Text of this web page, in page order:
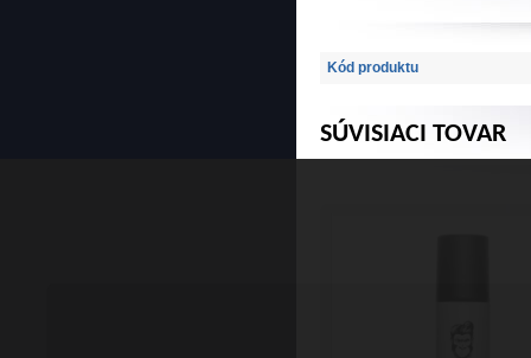
Kód produktu
SÚVISIACI TOVAR